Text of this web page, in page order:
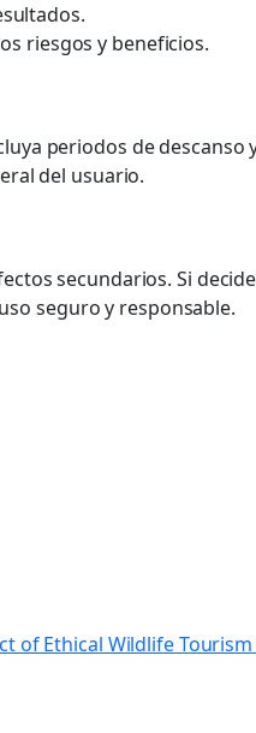
riesgos y beneficios.
periodos de descanso
del usuario.
secundarios. Si
seguro y responsable.
of Ethical Wildlife Tourism